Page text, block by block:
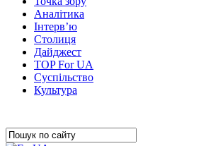
Аналітика
Інтерв’ю
Столиця
Дайджест
TOP For UA
Суспiльство
Культура